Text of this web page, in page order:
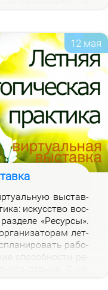
12 мая
вы­став­
ис­кус­ство вос­
«Ре­сур­сы».
лет­
ра­бо­